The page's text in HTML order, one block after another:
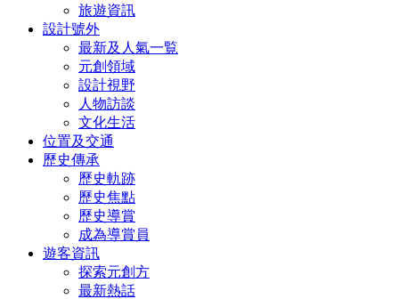
旅遊資訊
設計號外
最新及人氣一覧
元創領域
設計視野
人物訪談
文化生活
位置及交通
歷史傳承
歷史軌跡
歷史焦點
歷史導賞
成為導賞員
遊客資訊
探索元創方
最新熱話